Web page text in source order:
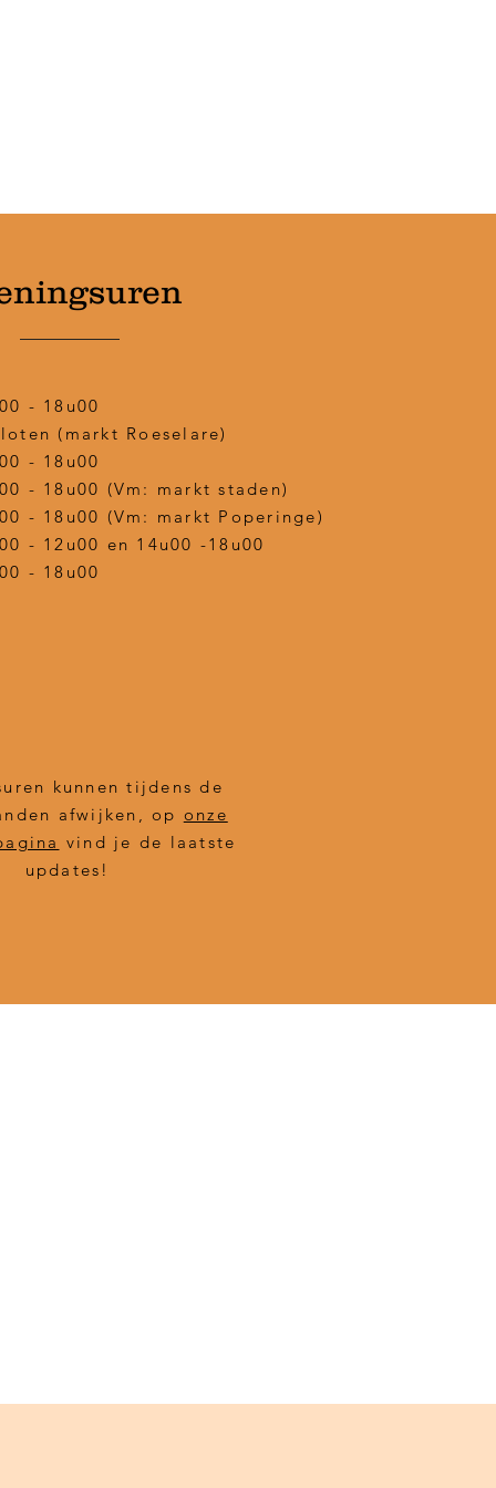
- 18u00
(markt Roeselare)
- 18u00
- 18u00 (Vm: markt staden)
- 18u00 (Vm: markt Poperinge)
- 12u00 en 14u00 -18u00
- 18u00
kunnen tijdens de
afwijken, op onze
vind je de laatste
updates!